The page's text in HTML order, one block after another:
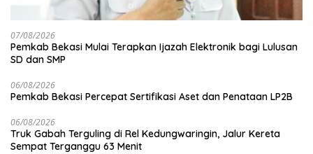
07/08/2026
Pemkab Bekasi Mulai Terapkan Ijazah Elektronik bagi Lulusan
SD dan SMP
06/08/2026
Pemkab Bekasi Percepat Sertifikasi Aset dan Penataan LP2B
06/08/2026
Truk Gabah Terguling di Rel Kedungwaringin, Jalur Kereta
Sempat Terganggu 63 Menit